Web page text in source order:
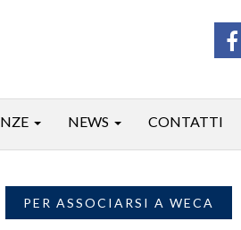
NEWS CONTATTI
PER ASSOCIARSI A WECA